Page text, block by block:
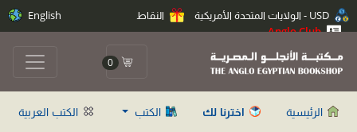
النقاط
Anglo Club
English
0
الرئيسية اخترنا لك الكتب
الكتب العربية